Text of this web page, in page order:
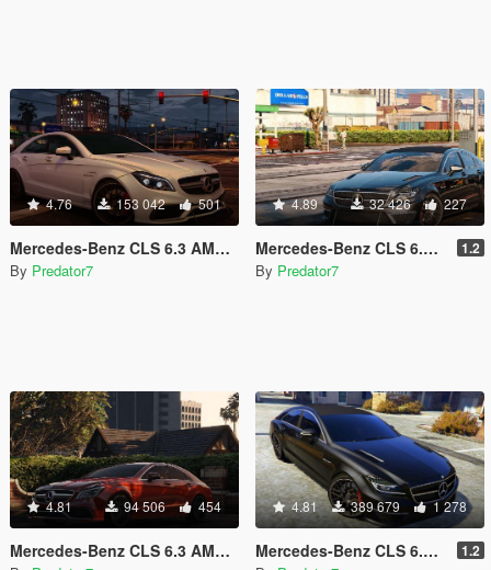
4.76 153 042 501
Mercedes-Benz CLS 6.3 AMG 2015 [Add-On]
By Predator7
4.89 32 426 227
Mercedes-Benz CLS 6.3 AMG [Add-On] 1.2
By Predator7
4.81 94 506 454
Mercedes-Benz CLS 6.3 AMG 2015
4.81 389 679 1 278
Mercedes-Benz CLS 6.3 AMG 1.2